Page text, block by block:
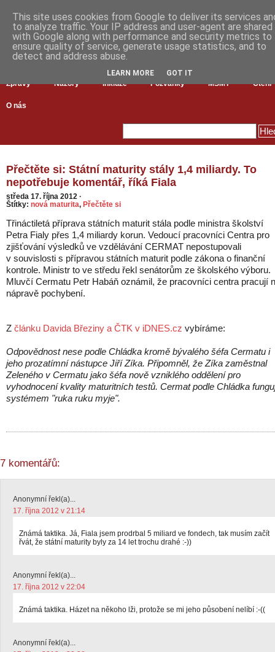
Zprávy Názory Inkluze Pozvánky MŠMT Čtení
O nás
Přečtěte si: Státní maturity stály 1,4 miliardy. To
nepotřebuje komentář, říká Fiala
středa 17. října 2012 ·
Štítky: nová maturita, Přečtěte si
Třináctiletá příprava státních maturit stála podle ministra školství
Petra Fialy přes 1,4 miliardy korun. Vedoucí pracovníci Centra pro
zjišťování výsledků ve vzdělávání CERMAT nepostupovali
v souvislosti s přípravou státních maturit podle zákona o finanční
kontrole. Ministr to ve středu řekl senátorům ze školského výboru.
Mluvčí Cermatu Petr Habáň oznámil, že pracovníci centra pracují
nápravě pochybení.
Z článku Davida Březiny a ČTK v iDNES.cz vybíráme:
Odpovědnost nese podle Chládka kromě bývalého šéfa Cermatu i
jeho prozatímní nástupce Jiří Zíka. Připomněl, že Zíka zaměstnal
Zeleného v Cermatu jako šéfa nově vzniklého oddělení pro
vyhodnocení kvality maturitních testů. Cermat podle Chládka
systémem "ruka ruku myje".
7 komentářů:
Anonymní řekl(a)...
17. října 2012 v 21:14
Známá taktika. Já, Fiala jsem prodrbal 5 miliard ve fondech, tak musím začít
řvát, že státní maturity byly za 14 let trochu drahé :-))
Anonymní řekl(a)...
17. října 2012 v 22:04
Známá taktika. Házet na někoho lži, protože se mi jeho působení nelíbí :-((
Anonymní řekl(a)...
This site uses cookies from Google to deliver its services
to analyze traffic. Your IP address and user-agent are shared
with Google along with performance and security metrics to
ensure quality of service, generate usage statistics, and to
detect and address abuse.
LEARN MORE GOT IT